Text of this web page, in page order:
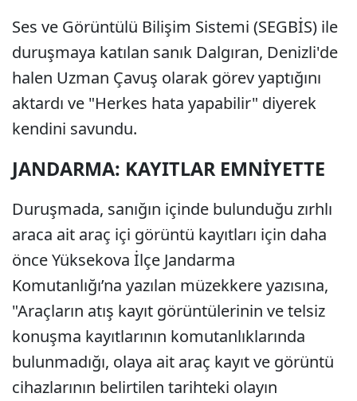
Ses ve Görüntülü Bilişim Sistemi (SEGBİS) ile
duruşmaya katılan sanık Dalgıran, Denizli'de
halen Uzman Çavuş olarak görev yaptığını
aktardı ve "Herkes hata yapabilir" diyerek
kendini savundu.
JANDARMA: KAYITLAR EMNİYETTE
Duruşmada, sanığın içinde bulunduğu zırhlı
araca ait araç içi görüntü kayıtları için daha
önce Yüksekova İlçe Jandarma
Komutanlığı’na yazılan müzekkere yazısına,
"Araçların atış kayıt görüntülerinin ve telsiz
konuşma kayıtlarının komutanlıklarında
bulunmadığı, olaya ait araç kayıt ve görüntü
cihazlarının belirtilen tarihteki olayın